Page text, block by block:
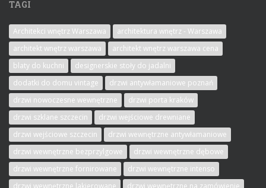
TAGI
Architekci wnętrz Warszawa
architektura wnętrz - Warszawa
architekt wnętrz warszawa
architekt wnętrz warszawa cena
blaty do kuchni
designerskie stoły do jadalni
dodatki do domu vintage
drzwi antywłamaniowe poznań
drzwi nowoczesne wewnętrzne
drzwi porta kraków
drzwi szklane szczecin
drzwi wejściowe drewniane
drzwi wejściowe szczecin
drzwi wewnętrzne antywłamaniowe
drzwi wewnętrzne bezprzylgowe
drzwi wewnętrzne dębowe
drzwi wewnętrzne fornirowane
drzwi wewnętrzne intenso
drzwi wewnętrzne lakierowane
drzwi wewnętrzne na zamówienie